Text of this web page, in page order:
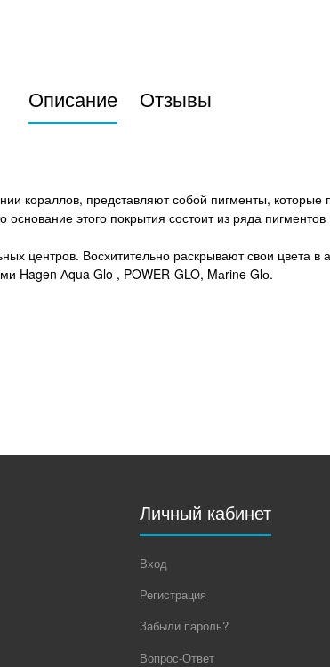
Описание Отзывы
кораллов, представляют собой пигменты,
этого покрытия состоит из ряда
центров. Восхитительно раскрывают свои
Hagen Аqua Glo , POWER-GLO, Mаrine Glо.
Личный кабинет
Вход
Регистрация
Забыли пароль?
Вопрос-Ответ